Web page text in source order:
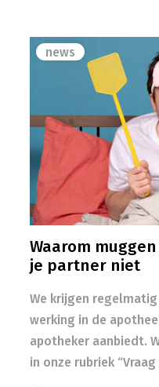
news
Waarom
je partner niet
We krijgen
werking in de
apotheker aanbiedt.
in onze rubriek